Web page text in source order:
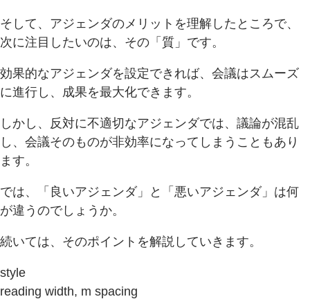
そして、アジェンダのメリットを理解したところで、
次に注目したいのは、その「質」です。
効果的なアジェンダを設定できれば、会議はスムーズ
に進行し、成果を最大化できます。
しかし、反対に不適切なアジェンダでは、議論が混乱
し、会議そのものが非効率になってしまうこともあり
ます。
では、「良いアジェンダ」と「悪いアジェンダ」は何
が違うのでしょうか。
続いては、そのポイントを解説していきます。
style
reading width, m spacing